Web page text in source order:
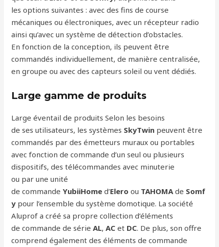
les options suivantes : avec des fins de course
mécaniques ou électroniques, avec un récepteur radio
ainsi qu’avec un système de détection d’obstacles.
En fonction de la conception, ils peuvent être
commandés individuellement, de manière centralisée,
en groupe ou avec des capteurs soleil ou vent dédiés.
Large gamme de produits
Large éventail de produits Selon les besoins
de ses utilisateurs, les systèmes SkyTwin peuvent être
commandés par des émetteurs muraux ou portables
avec fonction de commande d’un seul ou plusieurs
dispositifs, des télécommandes avec minuterie
ou par une unité
de commandeYubiiHome d’Elero ou TAHOMAde Somf
y pour l’ensemble du système domotique. La société
Aluprof a créé sa propre collection d’éléments
de commande de sérieAL,ACet DC. De plus, son offre
comprend également des éléments de commande